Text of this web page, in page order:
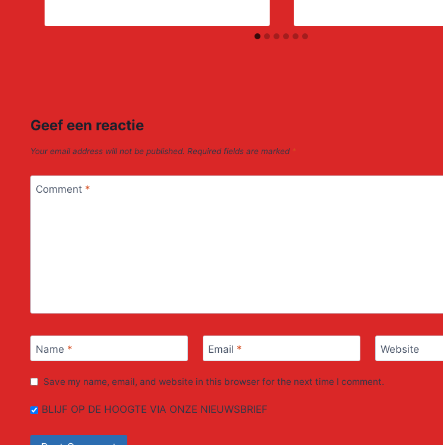
Geef een reactie
Your email address will not be published. Required fields are marked *
Comment *
Name * Email * Website
Save my name, email, and website in this browser for the next time I comment.
BLIJF OP DE HOOGTE VIA ONZE NIEUWSBRIEF